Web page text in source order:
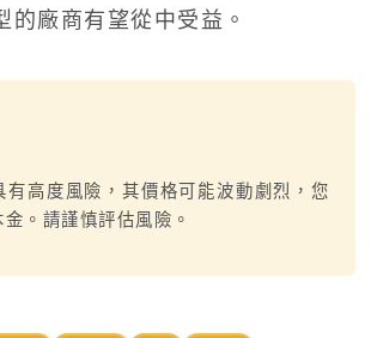
的廠商有望從中受益。
有高度風險，其價格可能波動劇烈，您
。請謹慎評估風險。